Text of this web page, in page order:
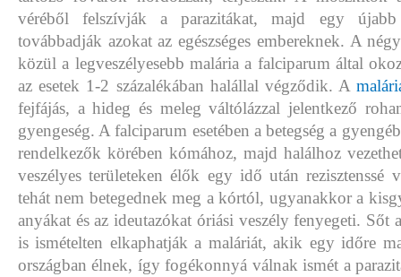
véréből felszívják a parazitákat, majd egy újabb
továbbadják azokat az egészséges embereknek. A
közül a legveszélyesebb malária a falciparum által
az esetek 1-2 százalékában halállal végződik. A
fejfájás, a hideg és meleg váltólázzal jelentkező
gyengeség. A falciparum esetében a betegség a
rendelkezők körében kómához, majd halálhoz
veszélyes területeken élők egy idő után rezisztenssé
tehát nem betegednek meg a kórtól, ugyanakkor a
anyákat és az ideutazókat óriási veszély fenyegeti. Sőt
is ismételten elkaphatják a maláriát, akik egy időre
országban élnek, így fogékonnyá válnak ismét a